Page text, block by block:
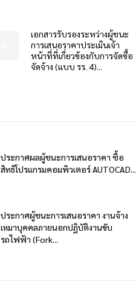
เอกสารรับรองระหว่างผู้ชนะ
การเสนอราคาประเมินเจ้า
หน้าที่ที่เกี่ยวข้องกับการจัดซื้อ
จัดจ้าง (แบบ รร. 4)...
ประกาศผลผู้ชนะการเสนอราคา ซื้อ
สิทธิโปรแกรมคอมพิวเตอร์ AUTOCAD...
ประกาศผู้ชนะการเสนอราคา งานจ้าง
เหมาบุคคลภายนอกปฏิบัติงานขับ
รถไฟฟ้า (Fork...